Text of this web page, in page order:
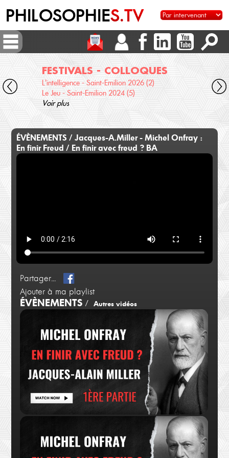
PHILOSOPHIES.TV
FESTIVALS - COLLOQUES
L'intelligence - Saint-Emilion 2026 (2)
Le Jeu - Saint-Emilion 2024 (5)
Voir plus
ÉVÈNEMENTS / Jacques-A.Miller - Michel Onfray :
En finir Freud / En finir avec freud ? BA
Partager...
Ajouter à ma playlist
ÉVÈNEMENTS /Autres vidéos